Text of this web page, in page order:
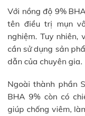
Với nồng độ 9%
tên điều trị mụn
nghiệm. Tuy nhiên,
cần sử dụng sản
dẫn của chuyên gia.
Ngoài thành phần
BHA 9% còn có
giúp chống viêm,